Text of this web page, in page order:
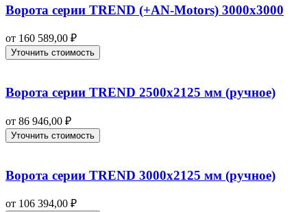
Ворота серии TREND (+AN‑Motors) 3000х3000
от 160 589,00 ₽
Уточнить стоимость
Ворота серии TREND 2500х2125 мм (ручное)
от 86 946,00 ₽
Уточнить стоимость
Ворота серии TREND 3000х2125 мм (ручное)
от 106 394,00 ₽